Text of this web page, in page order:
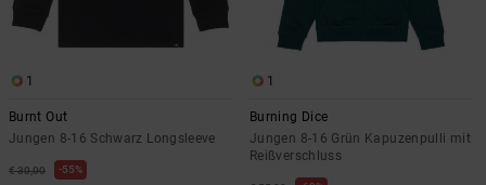
1
Burnt Out
Jungen 8-16 Schwarz Longsleeve
€ 30,00 55%
1
Burning Dice
Jungen 8-16 Grün Kapuzenpulli mit
Reißverschluss